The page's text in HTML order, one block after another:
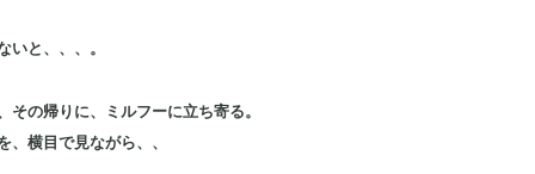
いと、、、。
の帰りに、ミルフーに立ち寄る。
、横目で見ながら、、